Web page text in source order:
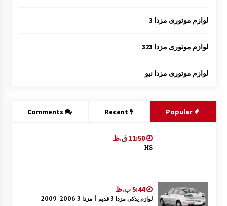
لوازم موتوری مزدا 3
لوازم موتوری مزدا 323
لوازم موتوری مزدا نیو
Recent
Comments
11:50 ق.ظ
HS
5:44 ب.ظ
لوازم یدکی مزدا 3 قدیم | مزدا 3 2006-2009